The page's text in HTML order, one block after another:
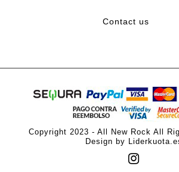
Contact us
Copyright 2023 - All New Rock All
Design by